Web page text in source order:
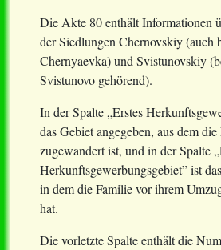
Die Akte 80 enthält Informationen
der Siedlungen Chernovskiy (auch
Chernyaevka) und Svistunovskiy
Svistunovo gehörend).
In der Spalte „Erstes
das Gebiet angegeben, aus dem
zugewandert ist, und in der Spalte
Herkunftsgewerbungsgebiet” ist
in dem die Familie vor ihrem
hat.
Die vorletzte Spalte enthält die